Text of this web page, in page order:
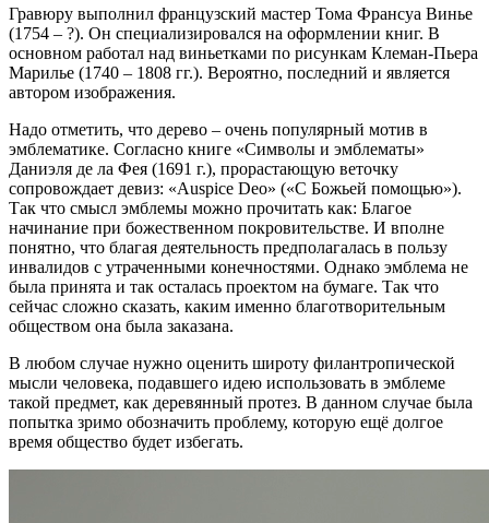
Гравюру выполнил французский мастер Тома Франсуа Винье
(1754 – ?). Он специализировался на оформлении книг. В
основном работал над виньетками по рисункам Клеман-Пьера
Марилье (1740 – 1808 гг.). Вероятно, последний и является
автором изображения.
Надо отметить, что дерево – очень популярный мотив в
эмблематике. Согласно книге «Символы и эмблематы»
Даниэля де ла Фея (1691 г.), прорастающую веточку
сопровождает девиз: «Auspice Deo» («С Божьей помощью»).
Так что смысл эмблемы можно прочитать как: Благое
начинание при божественном покровительстве. И вполне
понятно, что благая деятельность предполагалась в пользу
инвалидов с утраченными конечностями. Однако эмблема не
была принята и так осталась проектом на бумаге. Так что
сейчас сложно сказать, каким именно благотворительным
обществом она была заказана.
В любом случае нужно оценить широту филантропической
мысли человека, подавшего идею использовать в эмблеме
такой предмет, как деревянный протез. В данном случае была
попытка зримо обозначить проблему, которую ещё долгое
время общество будет избегать.